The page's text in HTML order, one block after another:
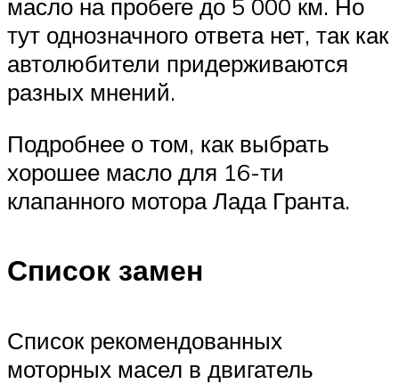
масло на пробеге до 5 000 км. Но
тут однозначного ответа нет, так как
автолюбители придерживаются
разных мнений.
Подробнее о том, как выбрать
хорошее масло для 16-ти
клапанного мотора Лада Гранта.
Список замен
Список рекомендованных
моторных масел в двигатель